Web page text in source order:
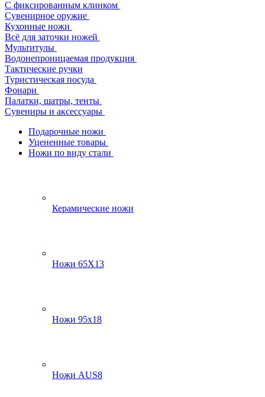
С фиксированным клинком
Сувенирное оружие
Кухонные ножи
Всё для заточки ножей
Мультитулы
Водонепроницаемая продукция
Тактические ручки
Туристическая посуда
Фонари
Палатки, шатры, тенты
Сувениры и аксессуары
Подарочные ножи
Уцененные товары
Ножи по виду стали
Керамические ножи
Ножи 65Х13
Ножи 95х18
Ножи AUS8